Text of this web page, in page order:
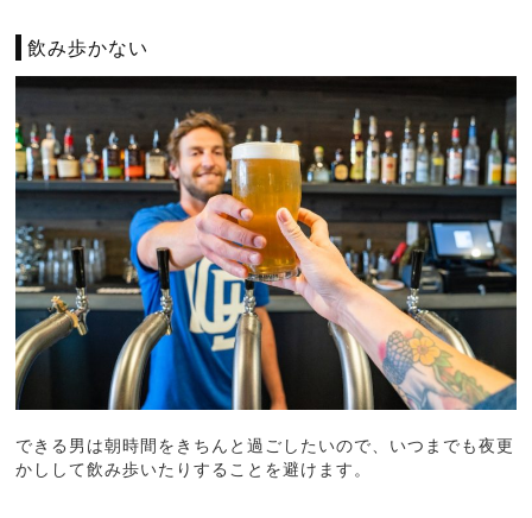
飲み歩かない
できる男は朝時間をきちんと過ごしたいので、いつまでも夜更
かしして飲み歩いたりすることを避けます。